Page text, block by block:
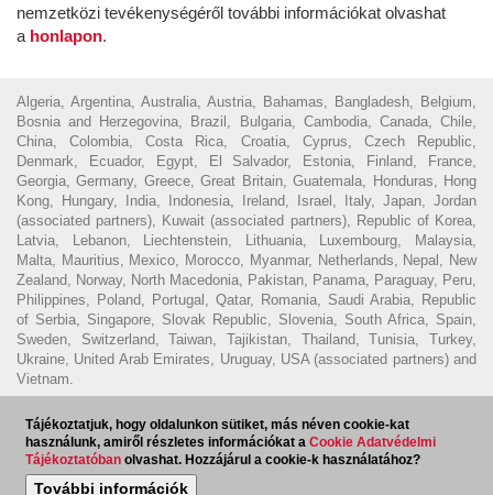
nemzetközi tevékenységéről további információkat olvashat
a honlapon.
Algeria, Argentina, Australia, Austria, Bahamas, Bangladesh, Belgium,
Bosnia and Herzegovina, Brazil, Bulgaria, Cambodia, Canada, Chile,
China, Colombia, Costa Rica, Croatia, Cyprus, Czech Republic,
Denmark, Ecuador, Egypt, El Salvador, Estonia, Finland, France,
Georgia, Germany, Greece, Great Britain, Guatemala, Honduras, Hong
Kong, Hungary, India, Indonesia, Ireland, Israel, Italy, Japan, Jordan
(associated partners), Kuwait (associated partners), Republic of Korea,
Latvia, Lebanon, Liechtenstein, Lithuania, Luxembourg, Malaysia,
Malta, Mauritius, Mexico, Morocco, Myanmar, Netherlands, Nepal, New
Zealand, Norway, North Macedonia, Pakistan, Panama, Paraguay, Peru,
Philippines, Poland, Portugal, Qatar, Romania, Saudi Arabia, Republic
of Serbia, Singapore, Slovak Republic, Slovenia, South Africa, Spain,
Sweden, Switzerland, Taiwan, Tajikistan, Thailand, Tunisia, Turkey,
Ukraine, United Arab Emirates, Uruguay, USA (associated partners) and
Vietnam.
© 2023 - Ecovis Hungary Jogi nyilatkozat
Cookie tájékoztató
Magyar Ügyvédi Kamara
Visszaélés
bejelentés
Tájékoztatjuk, hogy oldalunkon sütiket, más néven cookie-kat
használunk, amiről részletes információkat aCookie Adatvédelmi
Tájékoztatóban olvashat. Hozzájárul a cookie-k használatához?
További információk